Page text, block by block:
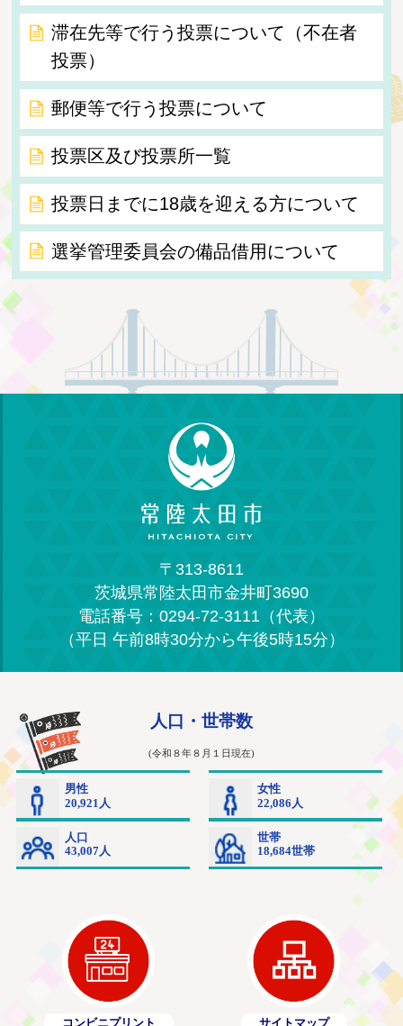
滞在先等で行う投票について（不在者
投票）
郵便等で行う投票について
投票区及び投票所一覧
投票日までに18歳を迎える方について
選挙管理委員会の備品借用について
〒313-8611
茨城県常陸太田市金井町3690
電話番号：0294-72-3111（代表）
（平日 午前8時30分から午後5時15分）
コンビニプリント サイトマップ